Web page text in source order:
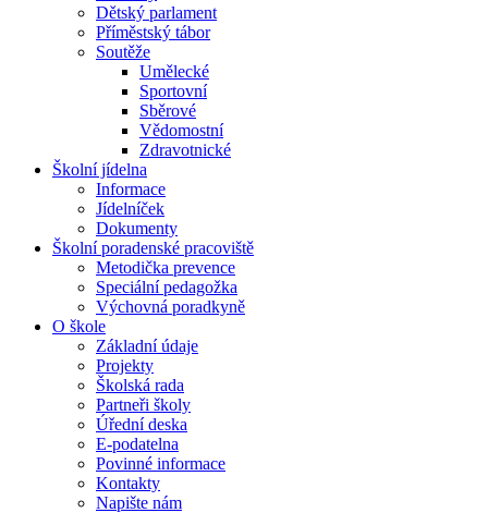
Dětský parlament
Příměstský tábor
Soutěže
Umělecké
Sportovní
Sběrové
Vědomostní
Zdravotnické
Školní jídelna
Informace
Jídelníček
Dokumenty
Školní poradenské pracoviště
Metodička prevence
Speciální pedagožka
Výchovná poradkyně
O škole
Základní údaje
Projekty
Školská rada
Partneři školy
Úřední deska
E-podatelna
Povinné informace
Kontakty
Napište nám